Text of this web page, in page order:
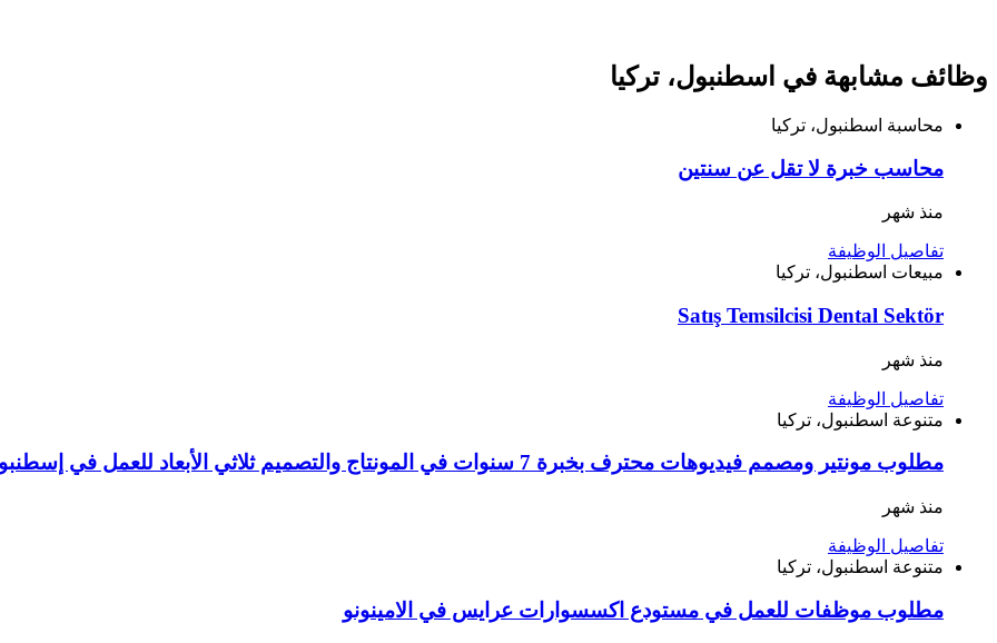
وظائف مشابهة في اسطنبول، تركيا
محاسبة اسطنبول، تركيا
محاسب خبرة لا تقل عن سنتين
منذ شهر
تفاصيل الوظيفة
مبيعات اسطنبول، تركيا
Satış Temsilcisi Dental Sektör
منذ شهر
تفاصيل الوظيفة
متنوعة اسطنبول، تركيا
مطلوب مونتير ومصمم فيديوهات محترف بخبرة 7 سنوات في المونتاج والتصميم ثلاثي الأبعاد للعمل في إسطنبول باشاك شهير
منذ شهر
تفاصيل الوظيفة
متنوعة اسطنبول، تركيا
مطلوب موظفات للعمل في مستودع اكسسوارات عرايس في الامينونو